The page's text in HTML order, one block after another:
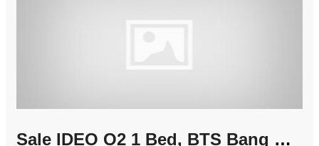
Sale IDEO O2 1 Bed, BTS Bang Na Line @757zwvfy